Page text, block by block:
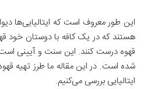
این طور معروف است که ایتالیایی‌ها
هستند که در یک کافه با دوستان خود
قهوه درست کنند. این سنت و آیینی
شده است. در این مقاله ما طرز تهیه
ایتالیایی بررسی می‌کنیم.